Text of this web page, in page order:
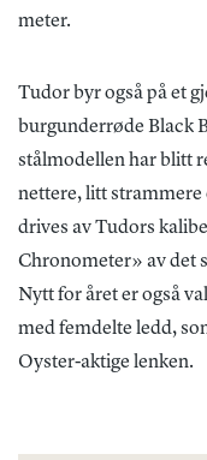
meter.
Tudor byr også på et
burgunderrøde Black
stålmodellen har blitt
nettere, litt
drives av Tudors
Chronometer» av det
Nytt for året er også
med femdelte ledd,
Oyster-aktige lenken.